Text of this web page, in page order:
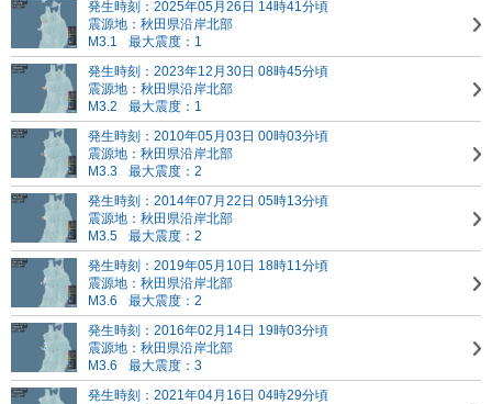
発生時刻：2025年05月26日 14時41分頃
震源地：秋田県沿岸北部
M3.1
最大震度：1
発生時刻：2023年12月30日 08時45分頃
震源地：秋田県沿岸北部
M3.2
最大震度：1
発生時刻：2010年05月03日 00時03分頃
震源地：秋田県沿岸北部
M3.3
最大震度：2
発生時刻：2014年07月22日 05時13分頃
震源地：秋田県沿岸北部
M3.5
最大震度：2
発生時刻：2019年05月10日 18時11分頃
震源地：秋田県沿岸北部
M3.6
最大震度：2
発生時刻：2016年02月14日 19時03分頃
震源地：秋田県沿岸北部
M3.6
最大震度：3
発生時刻：2021年04月16日 04時29分頃